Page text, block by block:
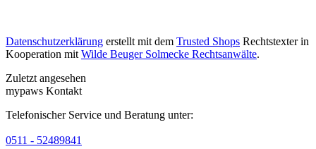
Datenschutzerklärung erstellt mit dem Trusted Shops Rechtstexter in
Kooperation mit Wilde Beuger Solmecke Rechtsanwälte.
Zuletzt angesehen
mypaws Kontakt
Telefonischer Service und Beratung unter:
0511 - 52489841